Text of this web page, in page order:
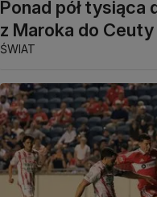
Ponad pół tysiąca
z Maroka do Ceuty
ŚWIAT